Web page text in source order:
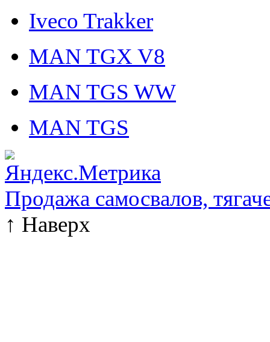
Iveco Trakker
MAN TGX V8
MAN TGS WW
MAN TGS
Продажа самосвалов,
↑ Наверх